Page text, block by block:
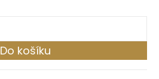
Do košíku